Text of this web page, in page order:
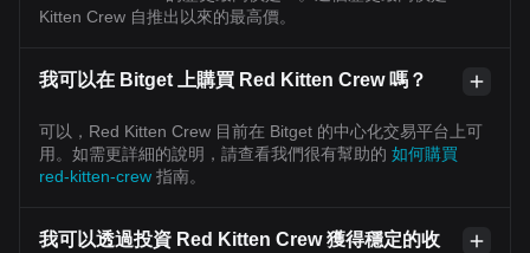
Kitten Crew 自推出以來的最高價。
我可以在 Bitget 上購買 Red Kitten Crew 嗎？
可以，Red Kitten Crew 目前在 Bitget 的中心化交易平台上可
用。如需更詳細的說明，請查看我們很有幫助的 如何購買
red-kitten-crew 指南。
我可以透過投資 Red Kitten Crew 獲得穩定的收